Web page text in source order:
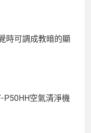
時可調成教暗的顯
P50HH空氣清淨機